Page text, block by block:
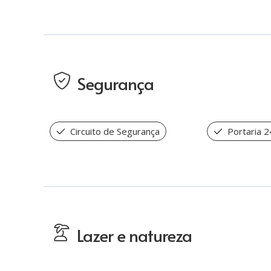
Segurança
Circuito de Segurança Portaria
Lazer e natureza